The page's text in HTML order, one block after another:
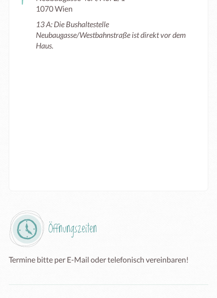
1070 Wien
13 A: Die Bushaltestelle
Neubaugasse/Westbahnstraße ist direkt vor dem
Haus.
Öffnungszeiten
Termine bitte per E-Mail oder telefonisch vereinbaren!